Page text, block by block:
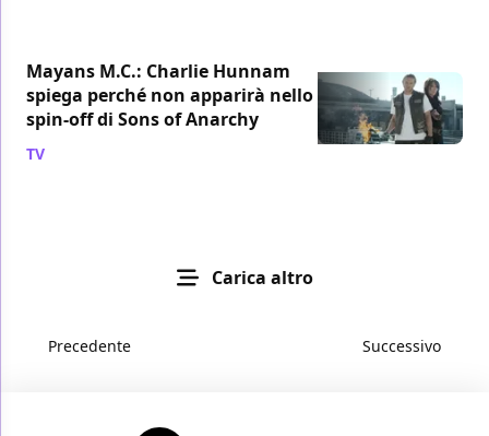
Mayans M.C.: Charlie Hunnam
spiega perché non apparirà nello
spin-off di Sons of Anarchy
TV
Carica altro
Precedente Successivo